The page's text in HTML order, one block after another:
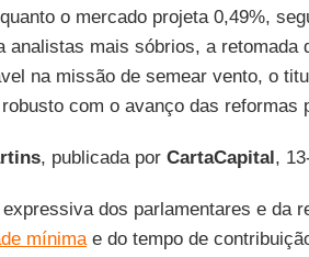
o mercado projeta 0,49%,
analistas mais sóbrios, a retomada
na missão de semear vento, o
com o avanço das reformas
, publicada por CartaCapital,
dos parlamentares e da
mínimae do tempo de